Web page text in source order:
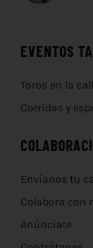
EVENTOS
Toros en la
Corridas y
Envíanos tu
Colabora con
Anúnciate